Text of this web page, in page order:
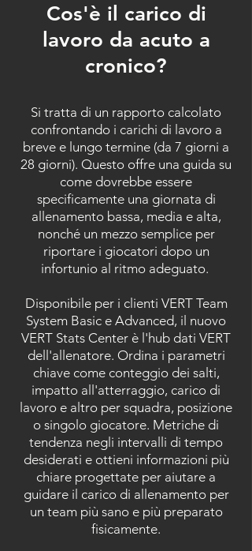
Cos'è il carico di
lavoro da acuto a
cronico?
Si tratta di un rapporto calcolato
confrontando i carichi di lavoro a
breve e lungo termine (da 7 giorni a
28 giorni). Questo offre una guida su
come dovrebbe essere
specificamente una giornata di
allenamento bassa, media e alta,
nonché un mezzo semplice per
riportare i giocatori dopo un
infortunio al ritmo adeguato.
Disponibile per i clienti VERT Team
System Basic e Advanced, il nuovo
VERT Stats Center è l'hub dati VERT
dell'allenatore. Ordina i parametri
chiave come conteggio dei salti,
impatto all'atterraggio, carico di
lavoro e altro per squadra, posizione
o singolo giocatore. Metriche di
tendenza negli intervalli di tempo
desiderati e ottieni informazioni più
chiare progettate per aiutare a
guidare il carico di allenamento per
un team più sano e più preparato
fisicamente.